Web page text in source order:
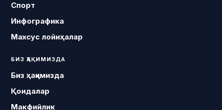
Спорт
Инфографика
Махсус лойиҳалар
БИЗ ҲАҚИМИЗДА
Биз ҳақимизда
Қоидалар
Макфийлик